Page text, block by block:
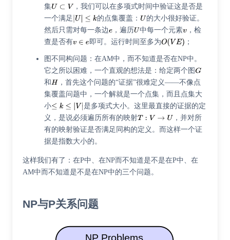
集
，我们可以在多项式时间中验证这是否是
一个满足
的点集覆盖：
的大小很好验证。
然后只需对每一条边 ，遍历 中每一个元素 ，检
查是否有
即可。运行时间至多为 ；
图不同构问题：在AM中，而不知道是否在NP中。
它之所以困难，一个直观的想法是：给定两个图
和
，首先这个问题的“证据”很难定义——不像点
集覆盖问题中，一个解就是一个点集，而且点集大
小
是多项式大小。这里最直接的证据的定
义，是说必须遍历所有的映射
，并对所
有的映射验证是否满足同构的定义。而这样一个证
据是指数大小的。
这样我们有了：在P中、在NP而不知道是不是在P中、在
AM中而不知道是不是在NP中的三个问题。
NP与P关系问题